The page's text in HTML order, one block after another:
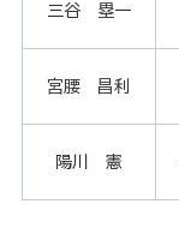
三谷 塁一
宮腰 昌利
陽川 憲